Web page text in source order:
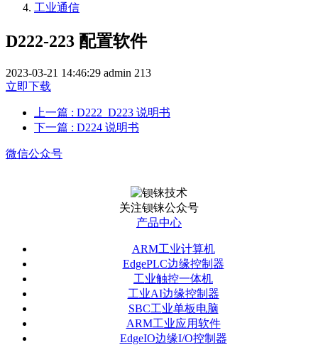
工业通信
D222-223 配置软件
2023-03-21 14:46:29 admin 213
立即下载
上一篇 : D222_D223 说明书
下一篇 : D224 说明书
微信公众号
关注钡铼公众号
产品中心
ARM工业计算机
EdgePLC边缘控制器
工业触控一体机
工业AI边缘控制器
SBC工业单板电脑
ARM工业应用软件
EdgeIO边缘I/O控制器